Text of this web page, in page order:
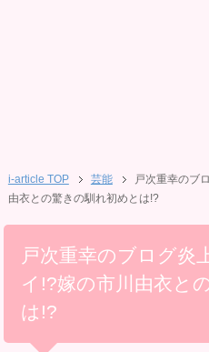
i-article TOP 芸能
戸次重幸のブ
由衣との驚きの馴れ初めとは!?
戸次重幸のブログ炎
イ!?嫁の市川由衣と
は!?